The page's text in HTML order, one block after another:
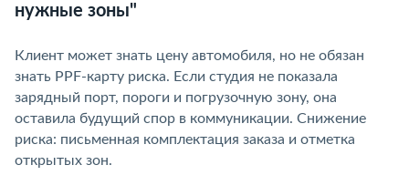
нужные зоны"
Клиент может знать цену автомобиля, но не обязан
знать PPF-карту риска. Если студия не показала
зарядный порт, пороги и погрузочную зону, она
оставила будущий спор в коммуникации. Снижение
риска: письменная комплектация заказа и отметка
открытых зон.